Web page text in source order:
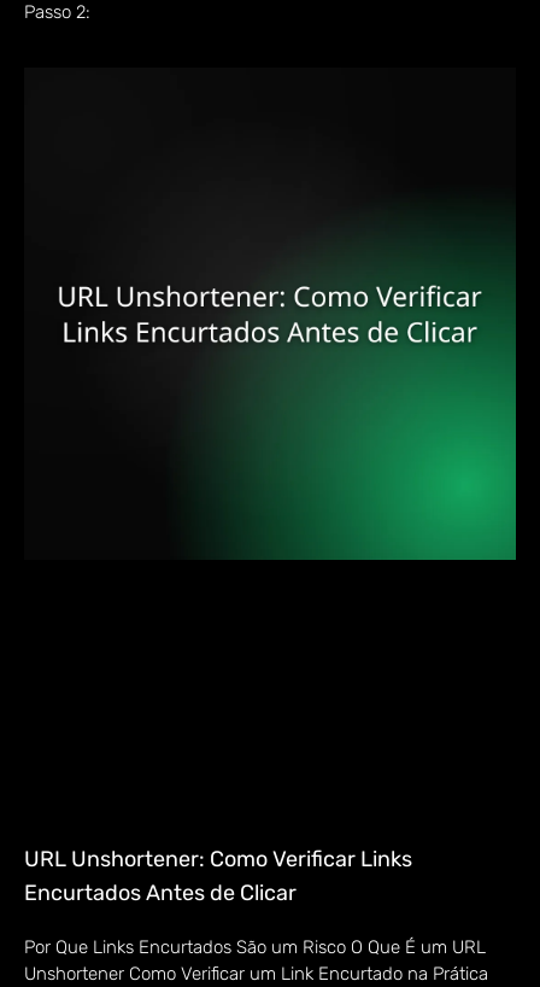
Passo 2:
URL Unshortener: Como Verificar Links
Encurtados Antes de Clicar
Por Que Links Encurtados São um Risco O Que É um URL
Unshortener Como Verificar um Link Encurtado na Prática